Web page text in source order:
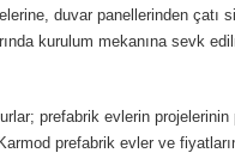
duvar panellerinden
kurulum mekanına sevk
prefabrik evlerin
prefabrik evler ve